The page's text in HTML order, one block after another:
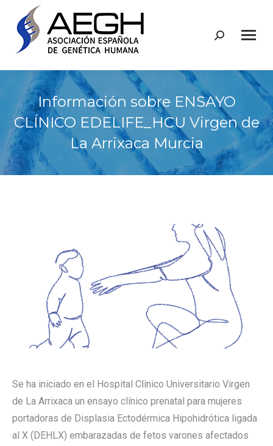
Buscar:
Información sobre ENSAYO
CLÍNICO EDELIFE_HCU Virgen de
La Arrixaca Murcia
Se ha iniciado en el Hospital Clínico Universitario Virgen
de La Arrixaca un ensayo clínico prenatal para mujeres
portadoras de Displasia Ectodérmica Hipohidrótica ligada
al X (DEHLX) embarazadas de fetos varones afectados